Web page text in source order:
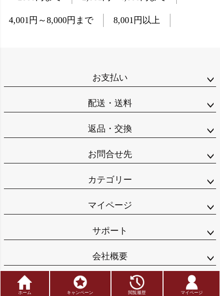
4,001円～8,000円まで 8,001円以上
お支払い
配送・送料
返品・交換
お問合せ先
カテゴリー
マイページ
サポート
会社概要
ホーム キャンペーン 閲覧履歴 マイページ
Copyright © FUKUUME_HOMPO All Rights Reserved